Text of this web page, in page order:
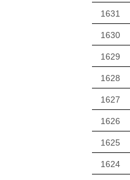
1631
1630
1629
1628
1627
1626
1625
1624